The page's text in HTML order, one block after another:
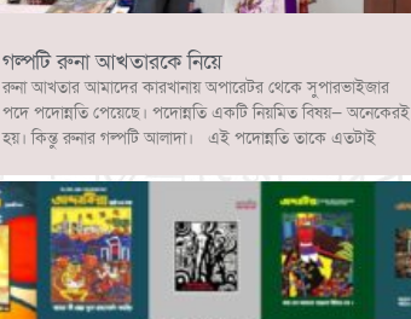
গল্পটি রুনা আখতারকে নিয়ে
রুনা আখতার আমাদের কারখানায় অপারেটর থেকে সুপারভাইজার
পদে পদোন্নতি পেয়েছে। পদোন্নতি একটি নিয়মিত বিষয়— অনেকেরই
হয়। কিন্তু রুনার গল্পটি আলাদা। এই পদোন্নতি তাকে এতটাই